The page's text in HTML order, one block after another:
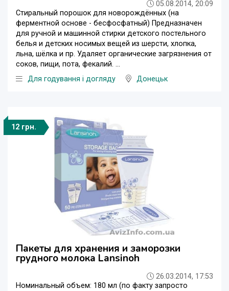
05.08.2014, 20:09
Стиральный порошок для новорождённых (на
ферментной основе - бесфосфатный) Предназначен
для ручной и машинной стирки детского постельного
белья и детских носимых вещей из шерсти, хлопка,
льна, шёлка и пр. Удаляет органические загрязнения от
соков, пищи, пота, фекалий. ...
Для годування і догляду
Донецьк
12 грн.
Пакеты для хранения и заморозки
грудного молока Lansinoh
26.03.2014, 17:53
Номинальный объем: 180 мл (по факту запросто